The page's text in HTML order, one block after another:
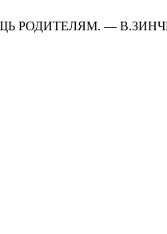
РОДИТЕЛЯМ. —